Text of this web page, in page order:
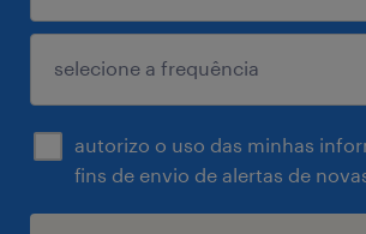
autorizo o uso das minhas
fins de envio de alertas de